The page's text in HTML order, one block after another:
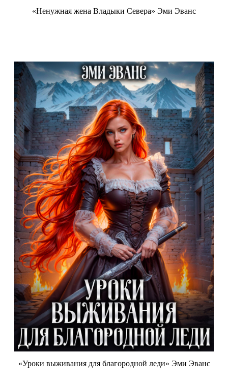
«Ненужная жена Владыки Севера» Эми Эванс
«Уроки выживания для благородной леди» Эми Эванс